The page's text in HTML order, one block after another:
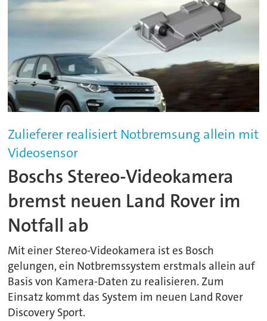
Zulieferer realisiert Notbremsung allein mit
Videosensor
Boschs Stereo-Videokamera
bremst neuen Land Rover im
Notfall ab
Mit einer Stereo-Videokamera ist es Bosch
gelungen, ein Notbremssystem erstmals allein auf
Basis von Kamera-Daten zu realisieren. Zum
Einsatz kommt das System im neuen Land Rover
Discovery Sport.